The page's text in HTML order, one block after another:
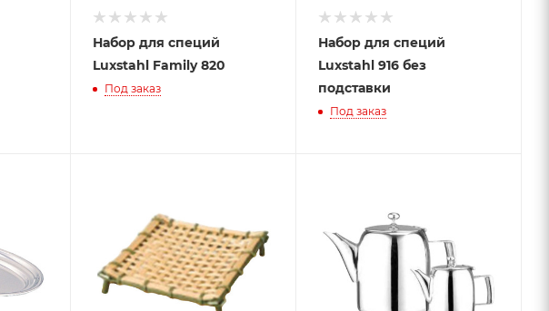
Набор для специй
Luxstahl Family 820
Под заказ
Набор для специй
Luxstahl 916 без
подставки
Под заказ